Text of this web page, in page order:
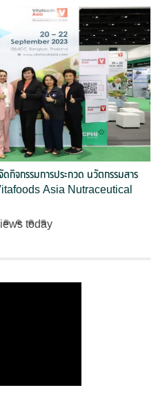
กิจกรรมการประกวด นวัตกรรมสาร
Asia Nutraceutical
today